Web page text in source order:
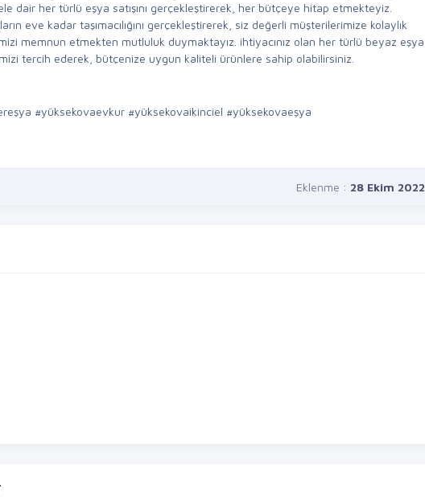
dair her türlü eşya satışını gerçekleştirerek, her bütçeye hitap etmekteyiz.
eve kadar taşımacılığını gerçekleştirerek, siz değerli müşterilerimize kolaylık
memnun etmekten mutluluk duymaktayız. ihtiyacınız olan her türlü beyaz eşya
tercih ederek, bütçenize uygun kaliteli ürünlere sahip olabilirsiniz.
#yüksekovaevkur #yüksekovaikinciel #yüksekovaeşya
Eklenme : 28 Ekim 2022